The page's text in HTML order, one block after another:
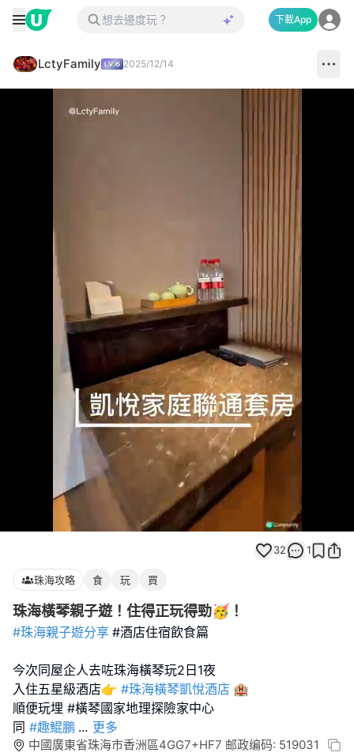
下載App
LctyFamily 2025/12/14
Loaded
80.00%
32 1
珠海攻略 食 玩 買
珠海橫琴親子遊！住得正玩得勁🥳！
#珠海親子遊分享 #酒店住宿飲食篇
今次同屋企人去咗珠海橫琴玩2日1夜
入住五星級酒店👉 #珠海橫琴凱悅酒店 🏨
順便玩埋 #橫琴國家地理探險家中心
同 #趣鯤鵬 ... 更多
中國廣東省珠海市香洲區4GG7+HF7 邮政编码: 519031